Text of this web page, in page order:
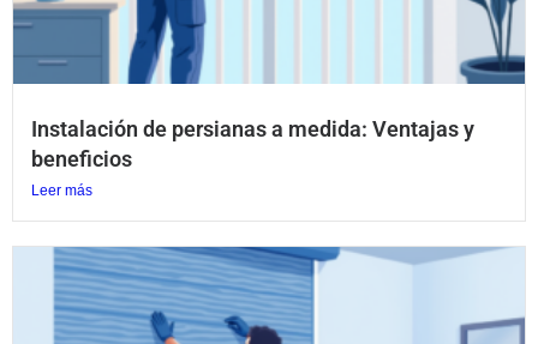
Instalación de persianas a medida: Ventajas y
beneficios
Leer más